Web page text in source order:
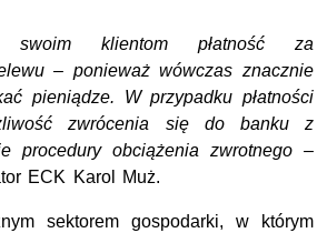
swoim klientom płatność za
– ponieważ wówczas znacznie
pieniądze. W przypadku płatności
zwrócenia się do banku z
procedury obciążenia zwrotnego –
ECK Karol Muż.
sektorem gospodarki, w którym